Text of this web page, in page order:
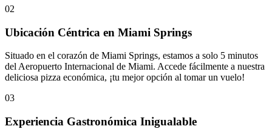
02
Ubicación Céntrica en Miami Springs
Situado en el corazón de Miami Springs, estamos a solo 5 minutos
del Aeropuerto Internacional de Miami. Accede fácilmente a nuestra
deliciosa pizza económica, ¡tu mejor opción al tomar un vuelo!
03
Experiencia Gastronómica Inigualable